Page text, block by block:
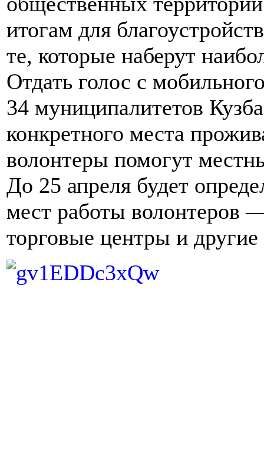
итогам для
те, которые наберут
Отдать голос с
34 муниципалитетов
конкретного места
волонтеры помогут
До 25 апреля будет
мест работы волонтеров
торговые центры и